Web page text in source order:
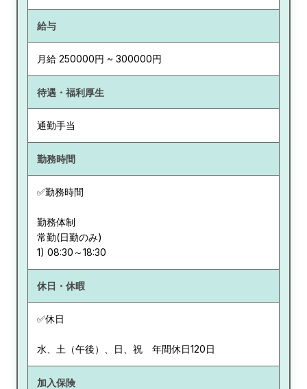
給与
月給 250000円 ~ 300000円
待遇・福利厚生
通勤手当
勤務時間
✅勤務時間
勤務体制
常勤(日勤のみ)
休日・休暇
✅休日
水、土（午後）、日、祝 年間休日120日
加入保険